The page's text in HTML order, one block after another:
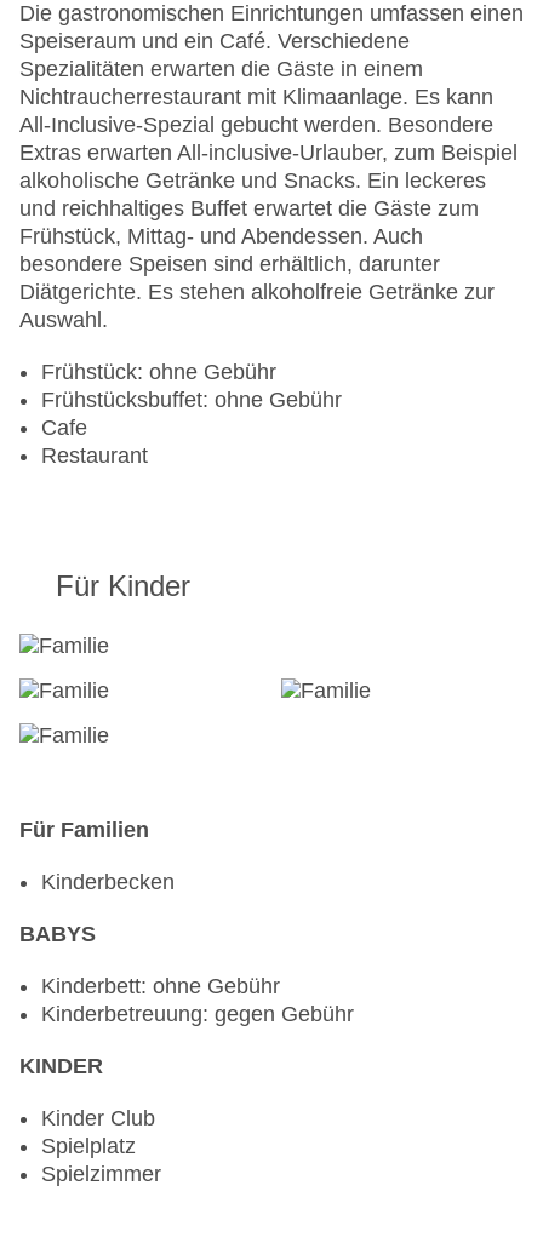
am Pool, Wasserrutsche
Zahlungsarten: EC Maestro, Mastercard, Visa
Landeskategorie: 5 Sterne
Die gastronomischen Einrichtungen umfassen einen
Speiseraum und ein Café. Verschiedene
Spezialitäten erwarten die Gäste in einem
Nichtraucherrestaurant mit Klimaanlage. Es kann
All-Inclusive-Spezial gebucht werden. Besondere
Extras erwarten All-inclusive-Urlauber, zum Beispiel
alkoholische Getränke und Snacks. Ein leckeres
und reichhaltiges Buffet erwartet die Gäste zum
Frühstück, Mittag- und Abendessen. Auch
besondere Speisen sind erhältlich, darunter
Diätgerichte. Es stehen alkoholfreie Getränke zur
Auswahl.
Frühstück: ohne Gebühr
Frühstücksbuffet: ohne Gebühr
Cafe
Restaurant
Für Kinder
Für Familien
Kinderbecken
BABYS
Kinderbett: ohne Gebühr
Kinderbetreuung: gegen Gebühr
KINDER
Kinder Club
Spielplatz
Spielzimmer